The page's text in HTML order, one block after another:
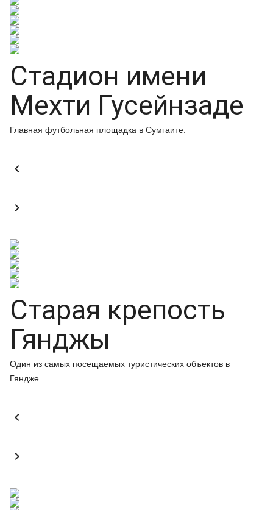
Стадион имени
Мехти Гусейнзаде
Главная футбольная площадка в Сумгаите.


Старая крепость
Гянджы
Один из самых посещаемых туристических объектов в
Гяндже.

